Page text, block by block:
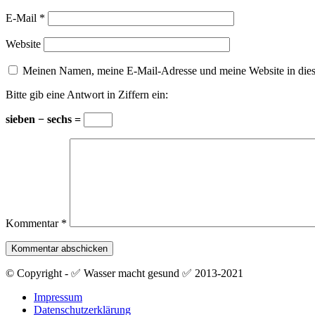
E-Mail *
Website
Meinen Namen, meine E-Mail-Adresse und meine Website in
Bitte gib eine Antwort in Ziffern ein:
sieben − sechs =
Kommentar *
© Copyright - ✅ Wasser macht gesund ✅ 2013-2021
Impressum
Datenschutzerklärung